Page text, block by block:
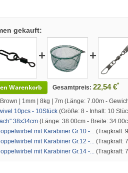
gekauft:
+ +
Warenkorb Gesamtpreis: 22,54 €*
| 1mm | 8kg | 7m (Länge: 7.00m -
10pcs - 10Stück (Größe: 8 - Inhalt: 10
38x34cm (Länge: 38.00cm - Breite:
mit Karabiner Gr.10 -... (Tragkraft:
mit Karabiner Gr.12 -... (Tragkraft:
mit Karabiner Gr.14 -... (Tragkraft: